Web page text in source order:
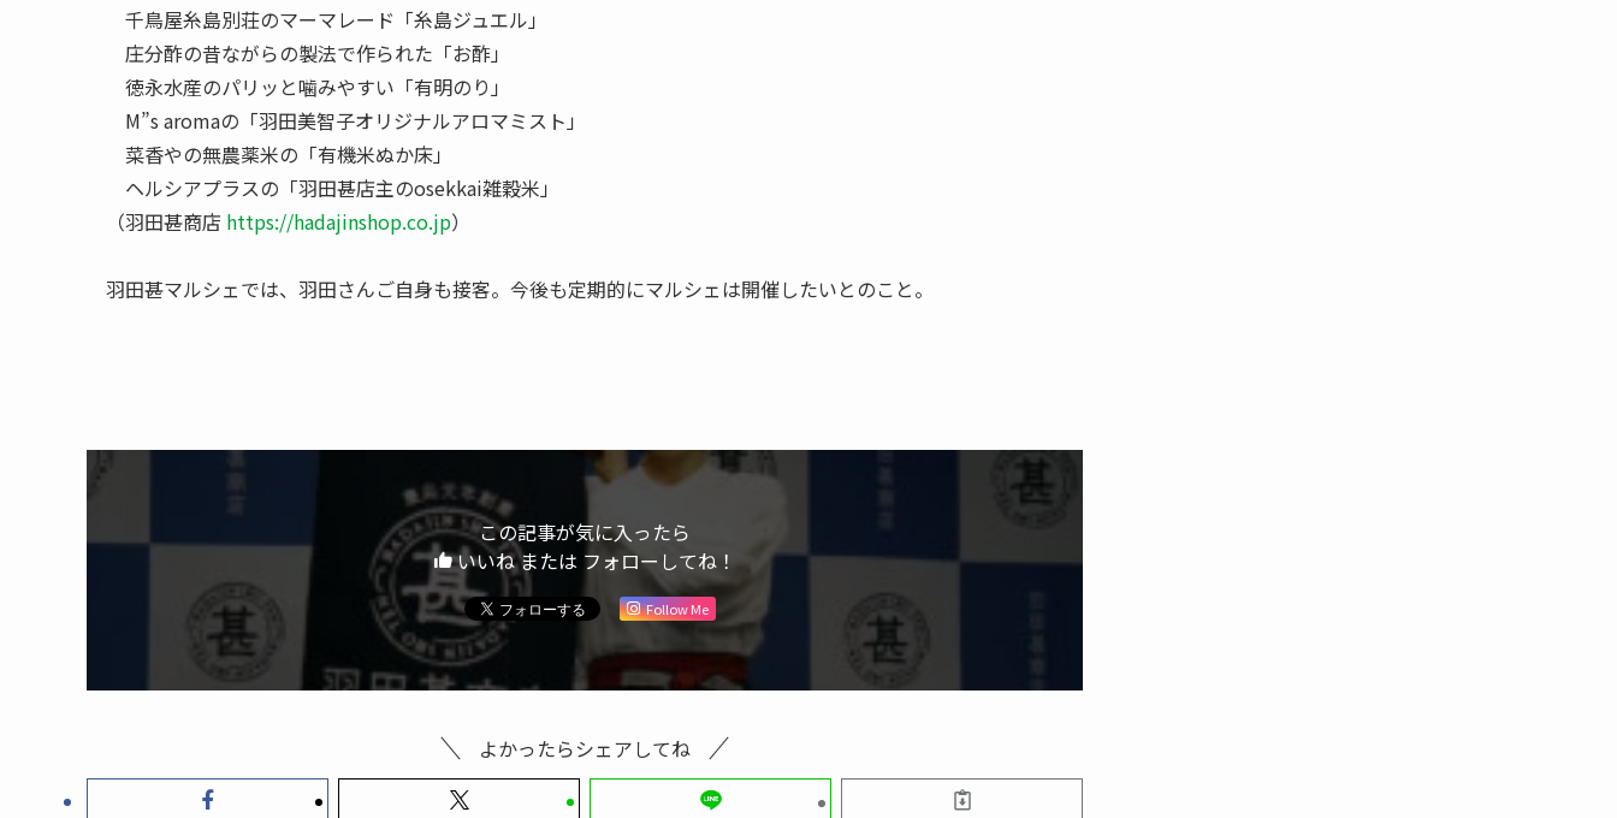
真新しい帆前掛けは、かつての羽田甚商店の半纏の柄をモチーフにしたもの。
「平成とともに女優になって、令和で２足のわらじ。今50歳、人生100年時代なので、長く続けられたら」と語
った
で取り扱っている全商品を販売したほか、マルシェ限定商品も販売された。
６代目店主・羽田美智子さんがセレクトした、日本全国の「いいもの」を取り扱うオンラインショップ。
現在取り扱っているのは、以下の９品。
小豆島ヘルシーランドの「エキストラヴァージンオリーブオイル」
やまひら醤油の「国産丸大豆醤油」「だししょうゆ」「柚子ぽんず」
サンコウフーズの濃縮しじみエキス「しじみの恵み」
千鳥屋糸島別荘のマーマレード「糸島ジュエル」
庄分酢の昔ながらの製法で作られた「お酢」
徳永水産のパリッと噛みやすい「有明のり」
M”s aromaの「羽田美智子オリジナルアロマミスト」
ヘルシアプラスの「羽田甚店主のosekkai雑穀米」